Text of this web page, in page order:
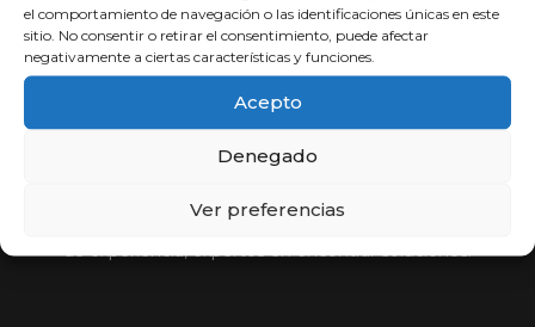
el comportamiento de navegación o las identificaciones únicas en este
sitio. No consentir o retirar el consentimiento, puede afectar
negativamente a ciertas características y funciones.
Acepto
Denegado
Ver preferencias
Porcentaje
Compara y elige al mejor abogado.
Si usted no cobra, nosotros tampoco. Más de 30 años
de experiencia, expertos en encontrar soluciones.